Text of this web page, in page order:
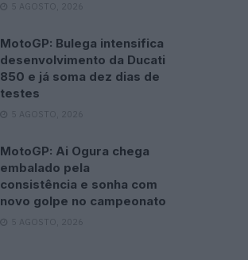
5 AGOSTO, 2026
MotoGP: Bulega intensifica
desenvolvimento da Ducati
850 e já soma dez dias de
testes
5 AGOSTO, 2026
MotoGP: Ai Ogura chega
embalado pela
consistência e sonha com
novo golpe no campeonato
5 AGOSTO, 2026